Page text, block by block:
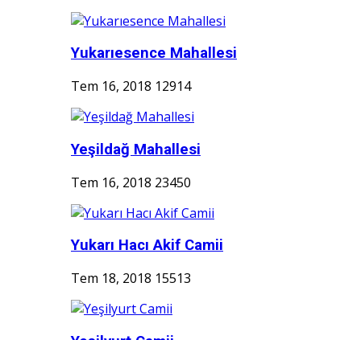
Yukarıesence Mahallesi
Tem 16, 2018 12914
Yeşildağ Mahallesi
Tem 16, 2018 23450
Yukarı Hacı Akif Camii
Tem 18, 2018 15513